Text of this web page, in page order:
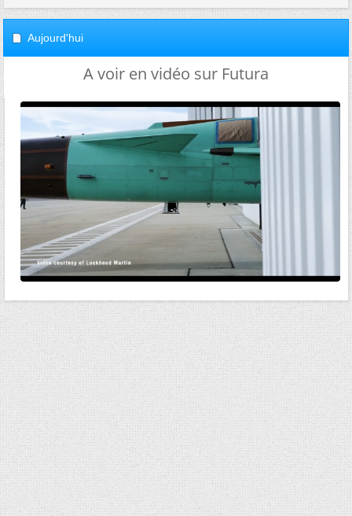
Aujourd'hui
A voir en vidéo sur Futura